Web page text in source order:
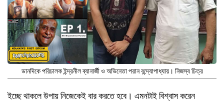
ডানদিকে পরিচালক ইন্দ্রনীল ব্যানার্জী ও অভিনেতা পরান বন্দ্যোপাধ্যায়। নিজস্ব চিত্র
ইচ্ছে থাকলে উপায় নিজেকেই বার করতে হবে। এমনটাই বিশ্বাস করেন